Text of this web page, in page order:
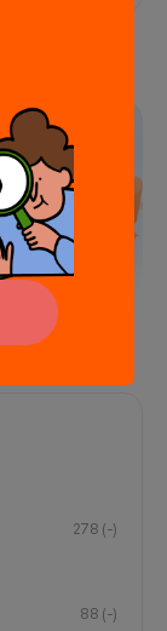
278 (-)
88 (-)